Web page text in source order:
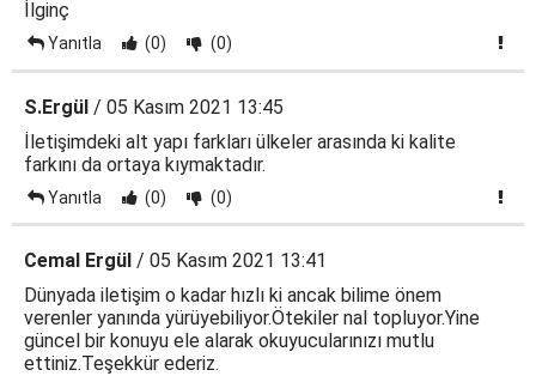
İlginç
Yanıtla (0) (0)
S.Ergül / 05 Kasım 2021 13:45
İletişimdeki alt yapı farkları ülkeler arasında ki kalite
farkını da ortaya kıymaktadır.
Yanıtla (0) (0)
Cemal Ergül / 05 Kasım 2021 13:41
Dünyada iletişim o kadar hızlı ki ancak bilime önem
verenler yanında yürüyebiliyor.Ötekiler nal topluyor.Yine
güncel bir konuyu ele alarak okuyucularınızı mutlu
ettiniz.Teşekkür ederiz.